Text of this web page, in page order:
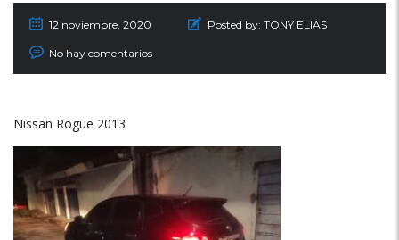
12 noviembre, 2020 Posted by: TONY ELIAS
No hay comentarios
Nissan Rogue 2013